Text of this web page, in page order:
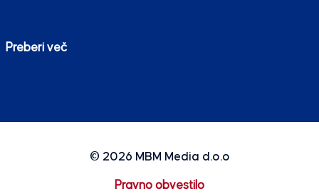
Preberi več
© 2026 MBM Media d.o.o
Pravno obvestilo